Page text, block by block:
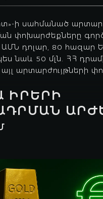
ի սահմանած
փոխարժեքները
դոլար, 80 հազար
նաև 50 մլն. ՀՀ
արտարժույթների
ԻՐԵՐԻ